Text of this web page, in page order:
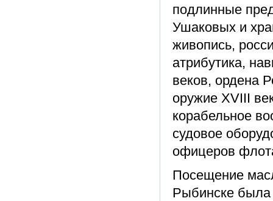
подлинные
Ушаковых и
живопись,
атрибутика,
веков, ордена
оружие XVIII
корабельное
судовое
офицеров
Посещение
Рыбинске была